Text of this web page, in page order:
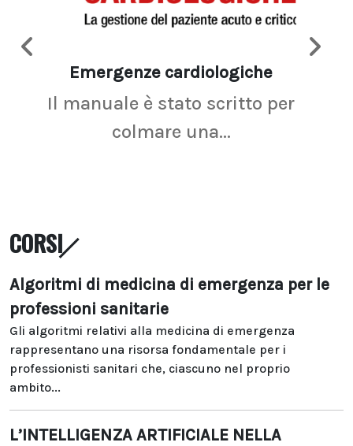
Emergenze cardiologiche
Il manuale è stato scritto per
colmare una...
CORSI
Algoritmi di medicina di emergenza per le
professioni sanitarie
Gli algoritmi relativi alla medicina di emergenza
rappresentano una risorsa fondamentale per i
professionisti sanitari che, ciascuno nel proprio
ambito...
L’INTELLIGENZA ARTIFICIALE NELLA